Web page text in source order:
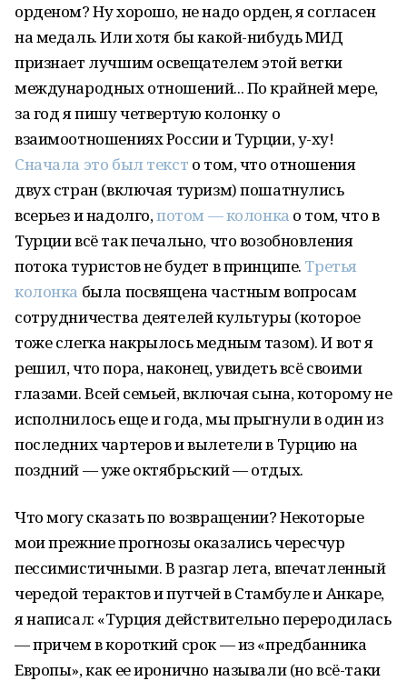
орденом? Ну хорошо, не надо орден, я согласен
на медаль. Или хотя бы какой-нибудь МИД
признает лучшим освещателем этой ветки
международных отношений... По крайней мере,
за год я пишу четвертую колонку о
взаимоотношениях России и Турции, у-ху!
Сначала это был текст о том, что отношения
двух стран (включая туризм) пошатнулись
всерьез и надолго,потом — колонка о том, что в
Турции всё так печально, что возобновления
потока туристов не будет в принципе. Третья
колонка была посвящена частным вопросам
сотрудничества деятелей культуры (которое
тоже слегка накрылось медным тазом). И вот я
решил, что пора, наконец, увидеть всё своими
глазами. Всей семьей, включая сына, которому не
исполнилось еще и года, мы прыгнули в один из
последних чартеров и вылетели в Турцию на
поздний — уже октябрьский — отдых.
Что могу сказать по возвращении? Некоторые
мои прежние прогнозы оказались чересчур
пессимистичными. В разгар лета, впечатленный
чередой терактов и путчей в Стамбуле и Анкаре,
я написал: «Турция действительно переродилась
— причем в короткий срок — из «предбанника
Европы», как ее иронично называли (но всё-таки